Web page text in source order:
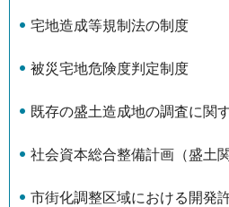
宅地造成等規制法の制度
被災宅地危険度判定制度
既存の盛土造成地の調査に関
社会資本総合整備計画（盛土関
市街化調整区域における開発